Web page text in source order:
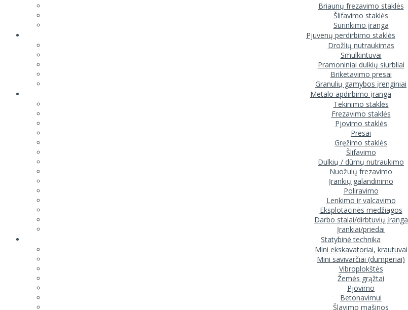
Briaunų frezavimo staklės
Šlifavimo staklės
Surinkimo įranga
Pjuvenų perdirbimo staklės
Drožlių nutraukimas
Smulkintuvai
Pramoniniai dulkių siurbliai
Briketavimo presai
Granulių gamybos įrenginiai
Metalo apdirbimo įranga
Tekinimo staklės
Frezavimo staklės
Pjovimo staklės
Presai
Gręžimo staklės
Šlifavimo
Dulkių / dūmų nutraukimo
Nuožulų frezavimo
Įrankių galandinimo
Poliravimo
Lenkimo ir valcavimo
Eksplotacinės medžiagos
Darbo stalai/dirbtuvių įranga
Įrankiai/priedai
Statybinė technika
Mini ekskavatoriai, krautuvai
Mini savivarčiai (dumperiai)
Vibroplokštės
Žemės grąžtai
Pjovimo
Betonavimui
Šlavimo mašinos